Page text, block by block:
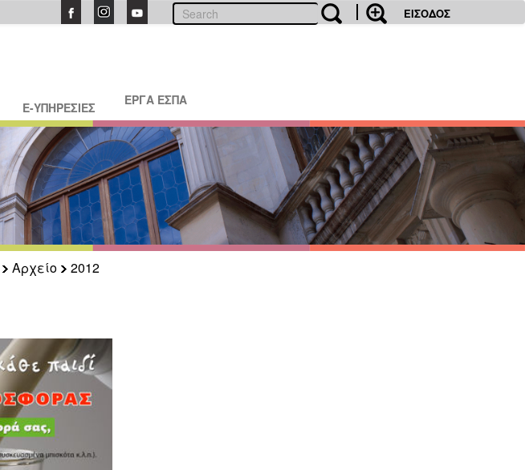
ΕΙΣΟΔΟΣ
E-ΥΠΗΡΕΣΙΕΣ ΕΡΓΑ ΕΣΠΑ
Αρχείο
2012